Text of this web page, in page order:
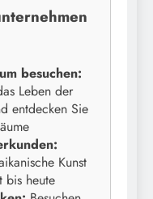
besuchen:
Leben der
entdecken Sie
Kunst
bis heute